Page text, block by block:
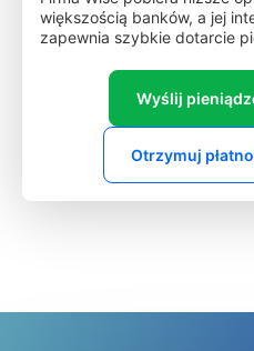
większością banków, a jej
zapewnia szybkie dotarcie
Wyślij
Otrzymuj